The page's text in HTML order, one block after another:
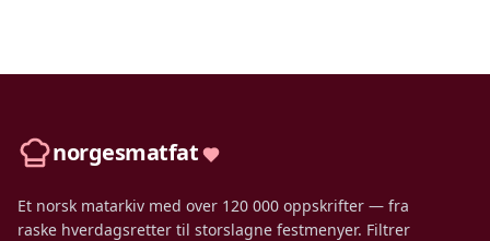
norgesmatfat
Et norsk matarkiv med over 120 000 oppskrifter — fra
raske hverdagsretter til storslagne festmenyer. Filtrer